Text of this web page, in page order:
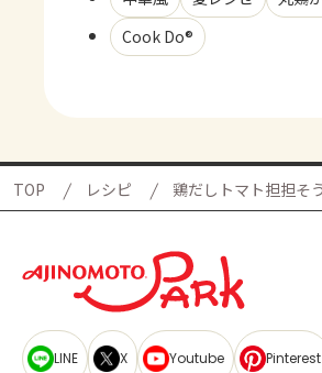
Cook Do®
TOP レシピ 鶏だしトマト担担そ
LINE X Youtube Pinterest